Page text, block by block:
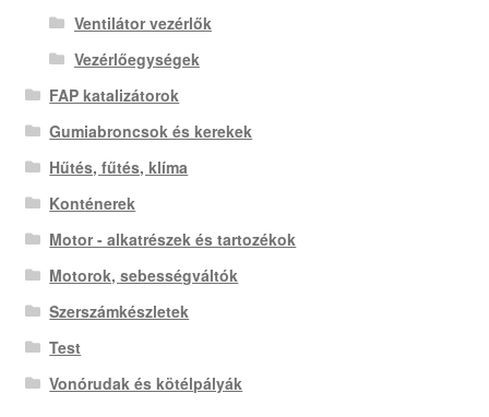
Ventilátor vezérlők
Vezérlőegységek
FAP katalizátorok
Gumiabroncsok és kerekek
Hűtés, fűtés, klíma
Konténerek
Motor - alkatrészek és tartozékok
Motorok, sebességváltók
Szerszámkészletek
Test
Vonórudak és kötélpályák